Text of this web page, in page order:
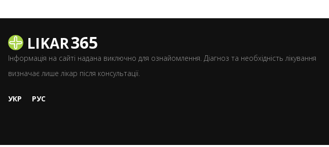
LIKAR365
Інформація на сайті надана виключно для ознайомлення. Діагноз та необхідність лікування
визначає лише лікар після консультації.
УКР РУС